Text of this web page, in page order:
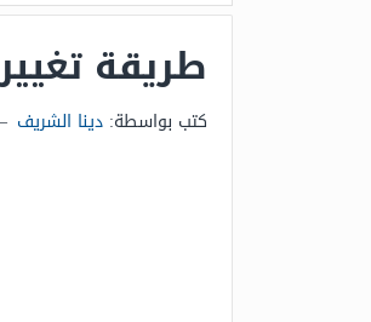
طريقة تغيير
كتب بواسطة: دينا الشريف –